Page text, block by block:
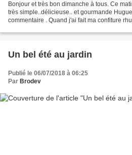
Bonjour et très bon dimanche à tous. Ce
très simple..délicieuse.. et gourmande
commentaire . Quand j'ai fait ma confiture
Un bel été au jardin
Publié le 06/07/2018 à 06:25
Par Brodev